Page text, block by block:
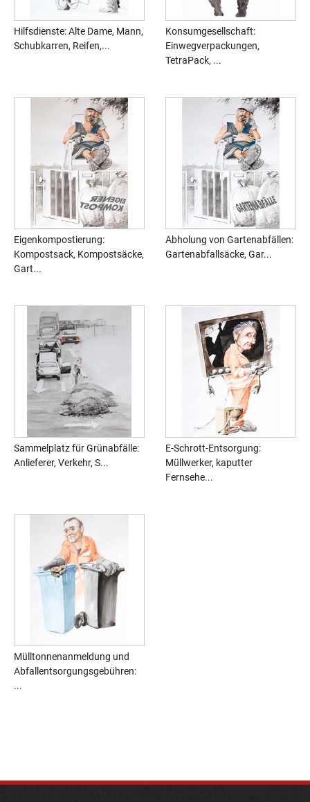
Hilfsdienste: Alte Dame, Mann,
Schubkarren, Reifen,...
Konsumgesellschaft:
Einwegverpackungen,
TetraPack, ...
Eigenkompostierung:
Kompostsack, Kompostsäcke,
Gart...
Abholung von Gartenabfällen:
Gartenabfallsäcke, Gar...
Sammelplatz für Grünabfälle:
Anlieferer, Verkehr, S...
E-Schrott-Entsorgung:
Müllwerker, kaputter
Fernsehe...
Mülltonnenanmeldung und
Abfallentsorgungsgebühren:
...